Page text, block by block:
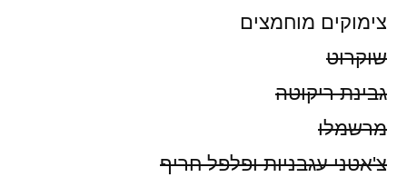
צימוקים מוחמצים
שוקרוט
גבינת ריקוטה
מרשמלו
צ'אטני עגבניות ופלפל חריף